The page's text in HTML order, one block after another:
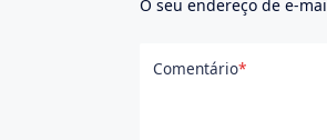
O seu endereço de e-
Comentário*